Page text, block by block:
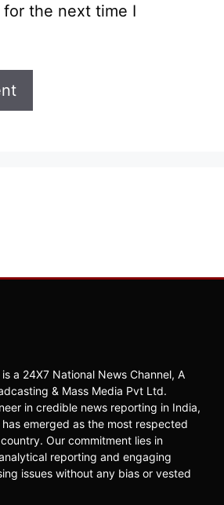
the next time I
a 24X7 National News Channel, A
& Mass Media Pvt Ltd.
in credible news reporting in India,
emerged as the most respected
Our commitment lies in
reporting and engaging
issues without any bias or vested